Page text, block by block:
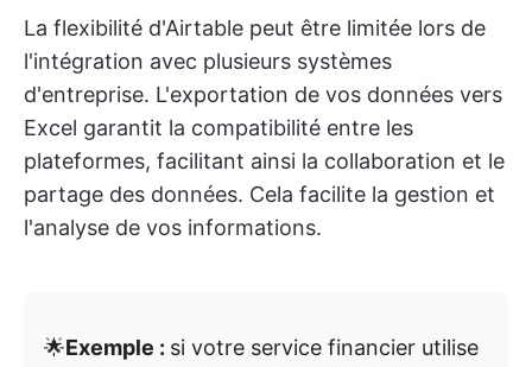
La flexibilité d'Airtable peut être limitée lors de
l'intégration avec plusieurs systèmes
d'entreprise. L'exportation de vos données vers
Excel garantit la compatibilité entre les
plateformes, facilitant ainsi la collaboration et le
partage des données. Cela facilite la gestion et
l'analyse de vos informations.
🌟Exemple : si votre service financier utilise